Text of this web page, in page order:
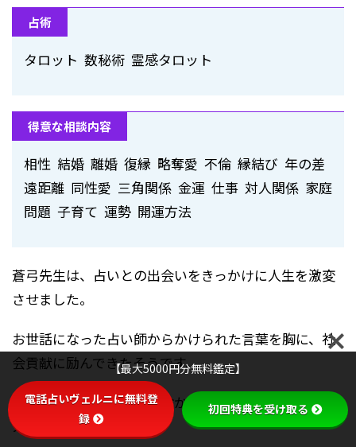
占術
タロット 数秘術 霊感タロット
得意な相談内容
相性 結婚 離婚 復縁 略奪愛 不倫 縁結び 年の差
遠距離 同性愛 三角関係 金運 仕事 対人関係 家庭
問題 子育て 運勢 開運方法
蒼弓先生は、占いとの出会いをきっかけに人生を激変
させました。
お世話になった占い師からかけられた言葉を胸に、社
会貢献に励んできたそうです。
豊富な人生経験と鑑定経験から導き出されるアドバイ
スは説得力抜群です。
【最大5000円分無料鑑定】
電話占いヴェルニに無料登
録
初回特典を受け取る